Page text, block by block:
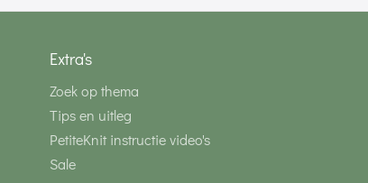
Extra's
Zoek op thema
Tips en uitleg
PetiteKnit instructie video's
Sale